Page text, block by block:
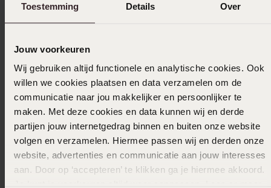
Toestemming Details Over
Jouw voorkeuren
Wij gebruiken altijd functionele en analytische cookies. Ook
willen we cookies plaatsen en data verzamelen om de
communicatie naar jou makkelijker en persoonlijker te
maken. Met deze cookies en data kunnen wij en derde
partijen jouw internetgedrag binnen en buiten onze website
volgen en verzamelen. Hiermee passen wij en derden onze
website, advertenties en communicatie aan jouw interesses
aan. Door op ‘accepteren’ te klikken ga je hiermee akkoord.
01-09-2023 - Tziolis J.
Toon meer
Uitverkocht